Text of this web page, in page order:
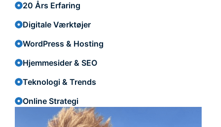
20 Års Erfaring
Digitale Værktøjer
WordPress & Hosting
Hjemmesider & SEO
Teknologi & Trends
Online Strategi